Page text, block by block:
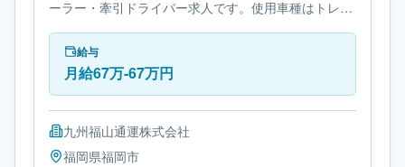
ーラー・牽引ドライバー求人です。使用車種はトレー
ラーです。勤務時間は- シフト制です。必要免許は- 大
型自動車免許です。
給与
月給67万-67万円
九州福山通運株式会社
福岡県福岡市